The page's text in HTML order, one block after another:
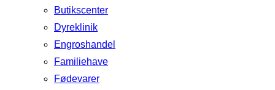
Butikscenter
Dyreklinik
Engroshandel
Familiehave
Fødevarer